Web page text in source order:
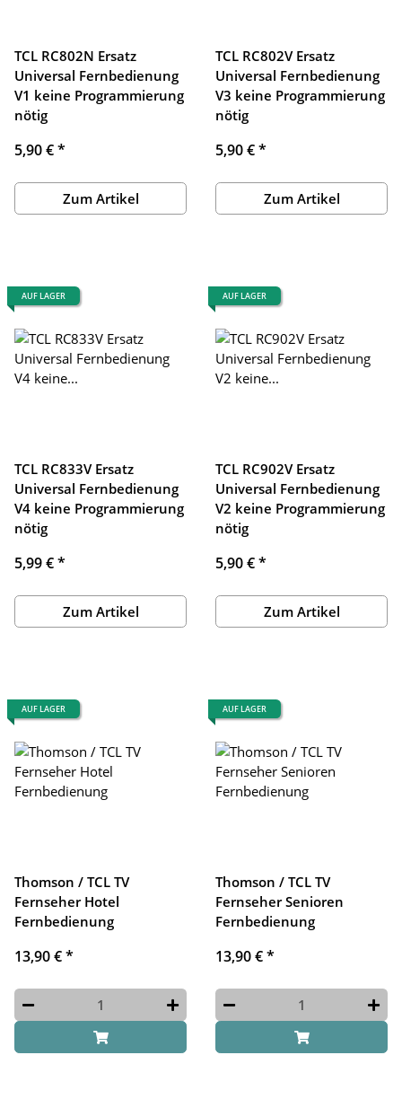
TCL RC802N Ersatz
Universal Fernbedienung
V1 keine Programmierung
nötig
5,90 €*
Zum Artikel
TCL RC802V Ersatz
Universal Fernbedienung
V3 keine Programmierung
nötig
5,90 €*
Zum Artikel
AUF LAGER
TCL RC833V Ersatz
Universal Fernbedienung
V4 keine Programmierung
nötig
5,99 €*
Zum Artikel
AUF LAGER
TCL RC902V Ersatz
Universal Fernbedienung
V2 keine Programmierung
nötig
5,90 €*
Zum Artikel
AUF LAGER
Thomson / TCL TV
Fernseher Hotel
Fernbedienung
13,90 €*
AUF LAGER
Thomson / TCL TV
Fernseher Senioren
Fernbedienung
13,90 €*